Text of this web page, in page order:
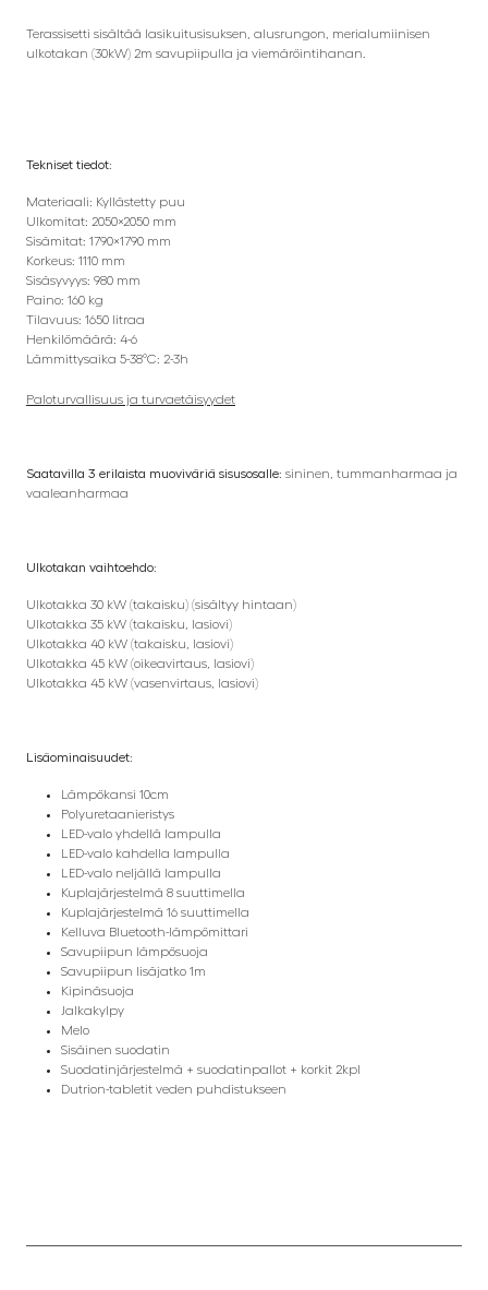
Terassisetti sisältää lasikuitusisuksen, alusrungon, merialumiinisen
ulkotakan (30kW) 2m savupiipulla ja viemäröintihanan.
Tekniset tiedot:
Materiaali: Kyllästetty puu
Ulkomitat: 2050×2050 mm
Sisämitat: 1790×1790 mm
Korkeus: 1110 mm
Sisäsyvyys: 980 mm
Paino: 160 kg
Tilavuus: 1650 litraa
Henkilömäärä: 4-6
Lämmittysaika 5-38°C: 2-3h
Paloturvallisuus ja turvaetäisyydet
Saatavilla 3 erilaista muoviväriä sisusosalle: sininen, tummanharmaa ja
vaaleanharmaa
Ulkotakan vaihtoehdo:
Ulkotakka 30 kW (takaisku) (sisältyy hintaan)
Ulkotakka 35 kW (takaisku, lasiovi)
Ulkotakka 40 kW (takaisku, lasiovi)
Ulkotakka 45 kW (oikeavirtaus, lasiovi)
Ulkotakka 45 kW (vasenvirtaus, lasiovi)
Lisäominaisuudet:
Lämpökansi 10cm
Polyuretaanieristys
LED-valo yhdellä lampulla
LED-valo kahdella lampulla
LED-valo neljällä lampulla
Kuplajärjestelmä 8 suuttimella
Kuplajärjestelmä 16 suuttimella
Kelluva Bluetooth-lämpömittari
Savupiipun lämpösuoja
Savupiipun lisäjatko 1m
Kipinäsuoja
Jalkakylpy
Melo
Sisäinen suodatin
Suodatinjärjestelmä + suodatinpallot + korkit 2kpl
Dutrion-tabletit veden puhdistukseen